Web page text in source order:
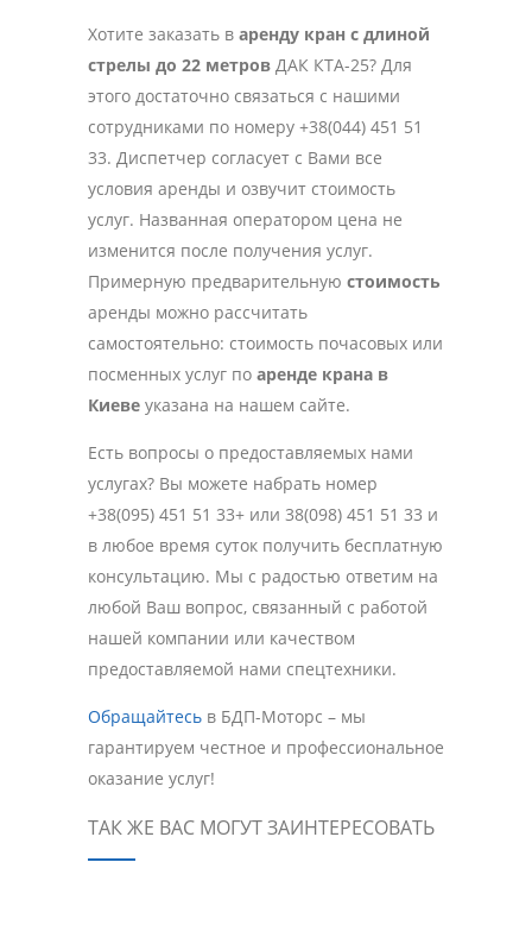
Хотите заказать в аренду кран с длиной
стрелы до 22 метров ДАК КТА-25? Для
этого достаточно связаться с нашими
сотрудниками по номеру +38(044) 451 51
33. Диспетчер согласует с Вами все
условия аренды и озвучит стоимость
услуг. Названная оператором цена не
изменится после получения услуг.
Примерную предварительную стоимость
аренды можно рассчитать
самостоятельно: стоимость почасовых или
посменных услуг по аренде крана в
Киеве указана на нашем сайте.
Есть вопросы о предоставляемых нами
услугах? Вы можете набрать номер
+38(095) 451 51 33+ или 38(098) 451 51 33 и
в любое время суток получить бесплатную
консультацию. Мы с радостью ответим на
любой Ваш вопрос, связанный с работой
нашей компании или качеством
предоставляемой нами спецтехники.
Обращайтесь в БДП-Моторс – мы
гарантируем честное и профессиональное
оказание услуг!
ТАК ЖЕ ВАС МОГУТ ЗАИНТЕРЕСОВАТЬ